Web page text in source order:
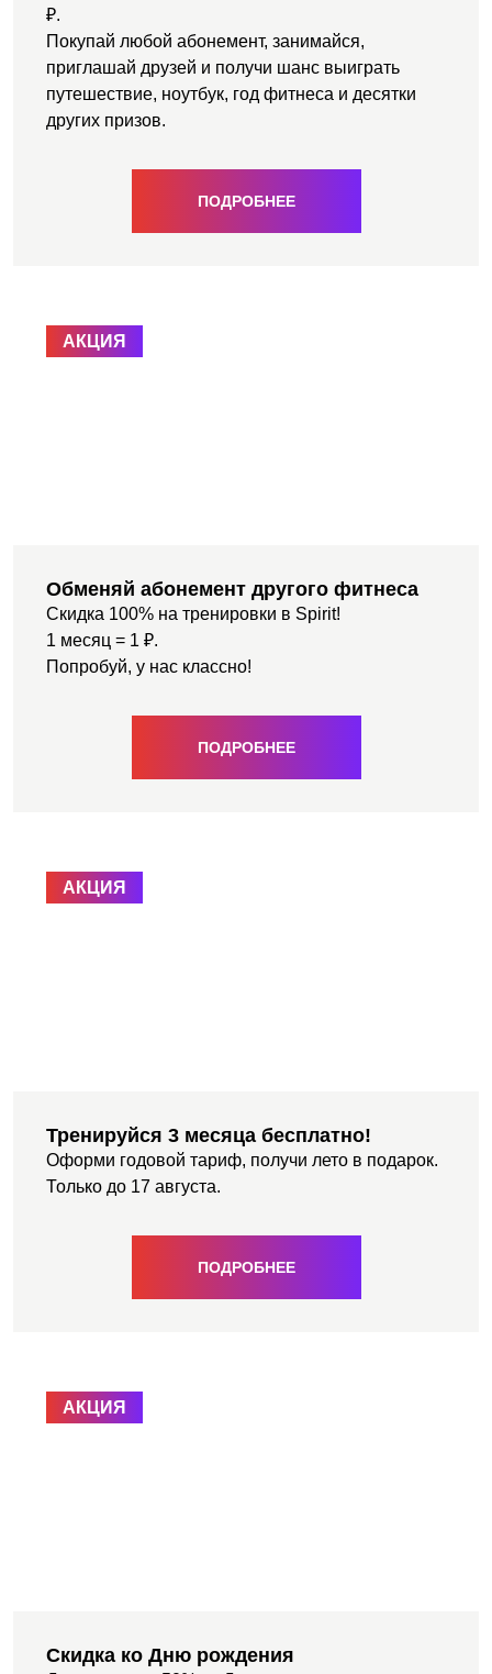
₽.
Покупай любой абонемент, занимайся,
приглашай друзей и получи шанс выиграть
путешествие, ноутбук, год фитнеса и десятки
других призов.
ПОДРОБНЕЕ
АКЦИЯ
Обменяй абонемент другого фитнеса
Скидка 100% на тренировки в Spirit!
1 месяц = 1 ₽.
Попробуй, у нас классно!
ПОДРОБНЕЕ
АКЦИЯ
Тренируйся 3 месяца бесплатно!
Оформи годовой тариф, получи лето в подарок.
Только до 17 августа.
ПОДРОБНЕЕ
АКЦИЯ
Скидка ко Дню рождения